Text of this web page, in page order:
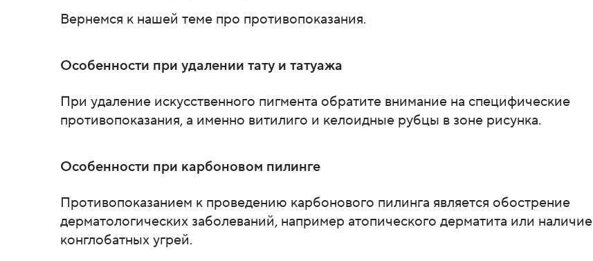
Вернемся к нашей теме про противопоказания.
Особенности при удалении тату и татуажа
При удаление искусственного пигмента обратите внимание на специфические
противопоказания, а именно витилиго и келоидные рубцы в зоне рисунка.
Особенности при карбоновом пилинге
Противопоказанием к проведению карбонового пилинга является обострение
дерматологических заболеваний, например атопического дерматита или наличие
конглобатных угрей.